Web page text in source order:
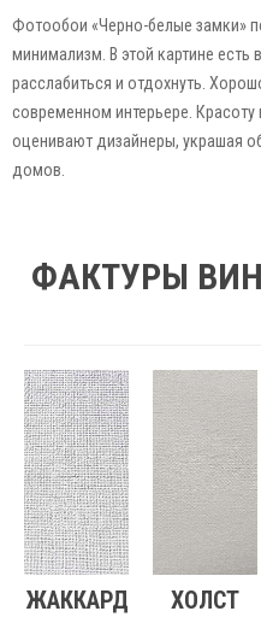
Фотообои «Черно-белые замки»
минимализм. В этой картине есть
расслабиться и отдохнуть.
современном интерьере.
оценивают дизайнеры, украшая
домов.
ФАКТУРЫ
ЖАККАРД ХОЛСТ